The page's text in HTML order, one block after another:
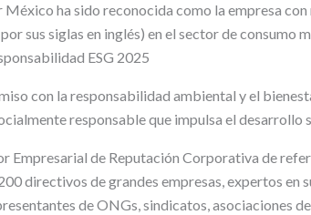
ha sido reconocida como la empresa
sus siglas en inglés) en el sector de consumo
ESG 2025
con la responsabilidad ambiental y el
responsable que impulsa el desarrollo
Empresarial de Reputación Corporativa de
directivos de grandes empresas, expertos en
de ONGs, sindicatos, asociaciones